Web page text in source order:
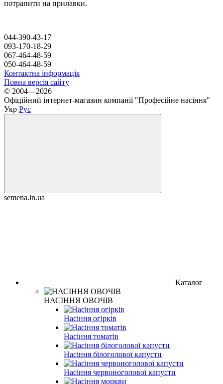
потрапити на прилавки.
044-390-43-17
093-170-18-29
067-464-48-59
050-464-48-59
Контактна інформація
Повна версія сайту
© 2004—2026
Офіційний інтернет-магазин компанії "Професійне насіння"
Укр Рус
semena.in.ua
Каталог
НАСІННЯ ОВОЧІВ
Насіння огірків
Насіння томатів
Насіння білоголової капусти
Насіння червоноголової капусти